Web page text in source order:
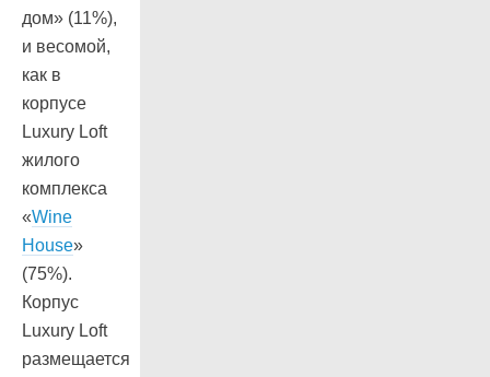
дом» (11%),
и весомой,
как в
корпусе
Luxury Loft
жилого
комплекса
«Wine
House»
(75%).
Корпус
Luxury Loft
размещается